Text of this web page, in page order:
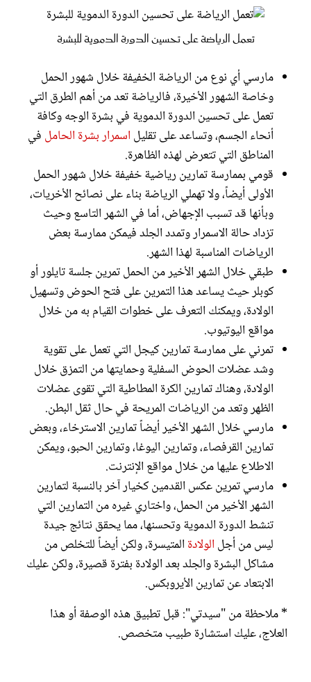
تعمل الرياضة على تحسين الدورة الدموية للبشرة
مارسي أي نوع من الرياضة الخفيفة خلال شهور الحمل
وخاصة الشهور الأخيرة، فالرياضة تعد من أهم الطرق التي
تعمل على تحسين الدورة الدموية في بشرة الوجه وكافة
أنحاء الجسم، وتساعد على تقليل اسمرار بشرة الحامل في
المناطق التي تتعرض لهذه الظاهرة.
قومي بممارسة تمارين رياضية خفيفة خلال شهور الحمل
الأولى أيضاً، ولا تهملي الرياضة بناء على نصائح الأخريات،
وبأنها قد تسبب الإجهاض، أما في الشهر التاسع وحيث
تزداد حالة الاسمرار وتمدد الجلد فيمكن ممارسة بعض
الرياضات المناسبة لهذا الشهر.
طبقي خلال الشهر الأخير من الحمل تمرين جلسة تايلور أو
كوبلر حيث يساعد هذا التمرين على فتح الحوض وتسهيل
الولادة، ويمكنك التعرف على خطوات القيام به من خلال
مواقع اليوتيوب.
تمرني على ممارسة تمارين كيجل التي تعمل على تقوية
وشد عضلات الحوض السفلية وحمايتها من التمزق خلال
الولادة، وهناك تمارين الكرة المطاطية التي تقوى عضلات
الظهر وتعد من الرياضات المريحة في حال ثقل البطن.
مارسي خلال الشهر الأخير أيضاً تمارين الاسترخاء، وبعض
تمارين القرفصاء، وتمارين اليوغا، وتمارين الحبو، ويمكن
الاطلاع عليها من خلال مواقع الإنترنت.
مارسي تمرين عكس القدمين كخيار آخر بالنسبة لتمارين
الشهر الأخير من الحمل، واختاري غيره من التمارين التي
تنشط الدورة الدموية وتحسنها، مما يحقق نتائج جيدة
ليس من أجل الولادة المتيسرة، ولكن أيضاً للتخلص من
مشاكل البشرة والجلد بعد الولادة بفترة قصيرة، ولكن عليك
الابتعاد عن تمارين الأيروبكس.
* ملاحظة من "سيدتي": قبل تطبيق هذه الوصفة أو هذا
العلاج، عليك استشارة طبيب متخصص.